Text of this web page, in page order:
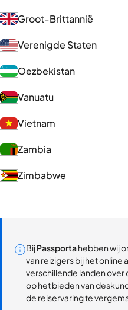
Groot-Brittannië
Verenigde Staten
Oezbekistan
Vanuatu
Vietnam
Zambia
Zimbabwe
BijPassportahebben wij
van reizigers bij het online
verschillende landen over
op het bieden van
de reiservaring te